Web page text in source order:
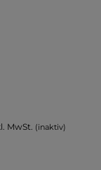
MwSt. (inaktiv)